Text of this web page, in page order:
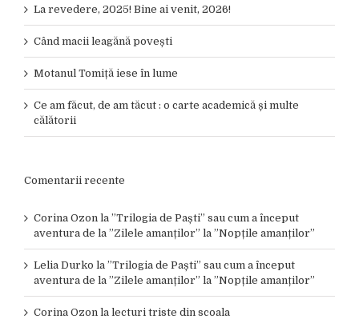
La revedere, 2025! Bine ai venit, 2026!
Când macii leagănă povești
Motanul Tomiță iese în lume
Ce am făcut, de am tăcut : o carte academică și multe
călătorii
Comentarii recente
Corina Ozon la ”Trilogia de Paști” sau cum a început
aventura de la ”Zilele amanților” la ”Nopțile amanților”
Lelia Durko la ”Trilogia de Paști” sau cum a început
aventura de la ”Zilele amanților” la ”Nopțile amanților”
Corina Ozon la lecturi triste din scoala